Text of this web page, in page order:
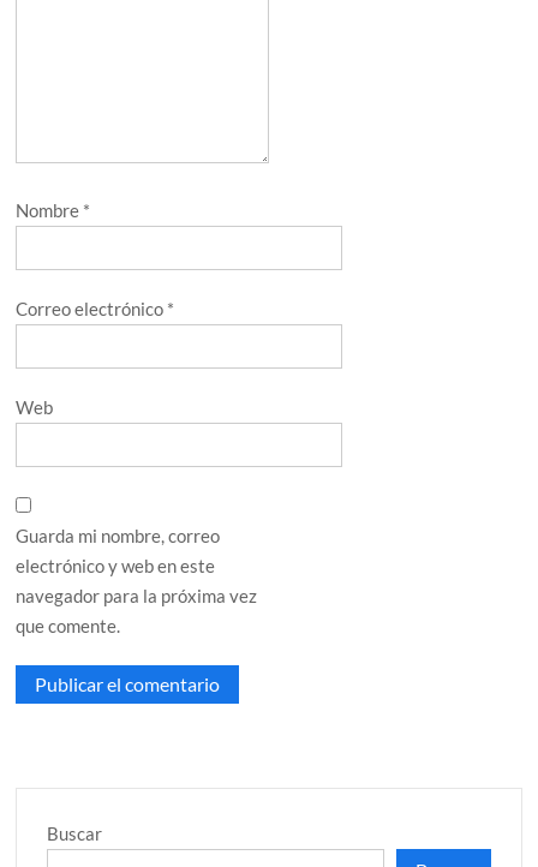
Nombre *
Correo electrónico *
Web
Guarda mi nombre, correo
electrónico y web en este
navegador para la próxima vez
que comente.
Buscar